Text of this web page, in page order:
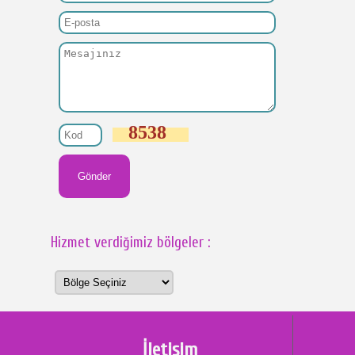
8538
Hizmet verdiğimiz bölgeler :
İletişim